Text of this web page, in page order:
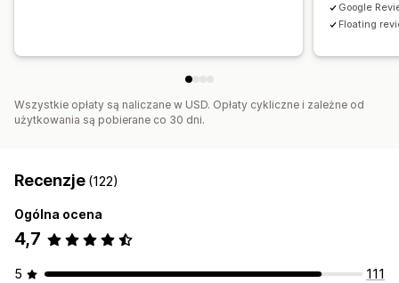
Google
Floating
Wszystkie opłaty są naliczane w USD. Opłaty cykliczne i zależne od
użytkowania są pobierane co 30 dni.
Recenzje (122)
Ogólna ocena
4,7
5
111